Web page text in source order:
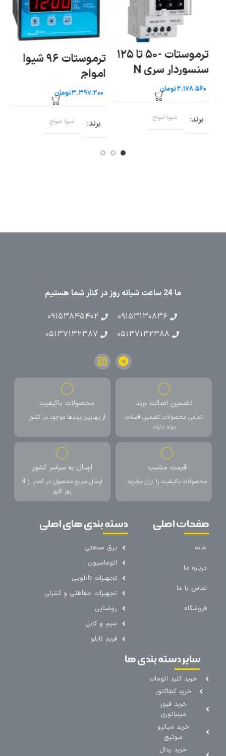
ترموستات -۵۰ تا ۱۲۵
سنسوردار سری N
شیوا امواج
تومان
برند شیوا امواج
ترموستات ۹۶ شیوا
امواج
تومان
برند شیوا امواج
ما 24 ساعت شبانه روز در کنار شما هستیم
۰۹۱۵۳۱۳۰۸۳۶
۰۹۱۵۳۸۴۵۴۰۲
۰۵۱۳۷۱۳۲۳۸۸
۰۵۱۳۷۱۳۲۳۸۷
تضمین اصالت برند
تمامی محصولات تضمین اصلات
برند دارند
محصولات باکیفیت
از بهترین برندها موجود در کشور
قیمت مناسب
محصولات باکیفیت را ارزان بخرید
ارسال به سراسر کشور
ارسال سریع محصول در کمتر از 4
روز کاری
صفحات اصلی
خانه
درباره ما
تماس با ما
فروشگاه
دسته بندی های اصلی
برق صنعتی
اتوماسیون
تجهیزات تابلویی
تجهیزات حفاظتی و کنترلی
روشنایی
سیم و کابل
فریم تابلو
سایر دسته بندی ها
خرید کلید اتومات
خرید کنتاکتور
خرید فیوز
مینیاتوری
خرید میکرو
سوئیچ
خرید پدال